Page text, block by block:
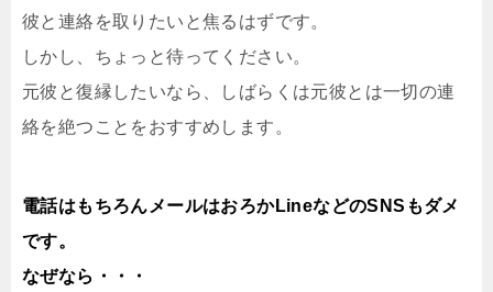
彼と連絡を取りたいと焦るはずです。
しかし、ちょっと待ってください。
元彼と復縁したいなら、しばらくは元彼とは一切の連
絡を絶つことをおすすめします。
電話はもちろんメールはおろかLineなどのSNSもダメ
です。
なぜなら・・・